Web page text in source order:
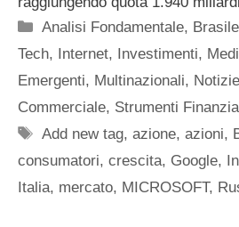
Categorie
Analisi Fondamentale, Brasile
Tech, Internet, Investimenti,
Emergenti, Multinazionali, Notizie
Commerciale, Strumenti
Tag
Add new tag,azione,azioni,
consumatori, crescita, Google,
Italia, mercato, MICROSOFT,